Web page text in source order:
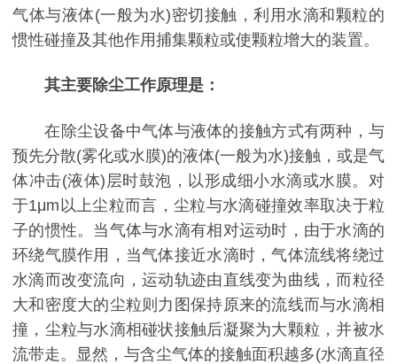
气体与液体(一般为水)密切接触，利用水滴和颗粒的
惯性碰撞及其他作用捕集颗粒或使颗粒增大的装置。
其主要除尘工作原理是：
在除尘设备中气体与液体的接触方式有两种，与
预先分散(雾化或水膜)的液体(一般为水)接触，或是气
体冲击(液体)层时鼓泡，以形成细小水滴或水膜。对
于1μm以上尘粒而言，尘粒与水滴碰撞效率取决于粒
子的惯性。当气体与水滴有相对运动时，由于水滴的
环绕气膜作用，当气体接近水滴时，气体流线将绕过
水滴而改变流向，运动轨迹由直线变为曲线，而粒径
大和密度大的尘粒则力图保持原来的流线而与水滴相
撞，尘粒与水滴相碰状接触后凝聚为大颗粒，并被水
流带走。显然，与含尘气体的接触面积越多(水滴直径